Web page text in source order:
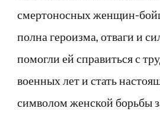
смертоносных женщин-
полна героизма, отваги и
помогли ей справиться с
военных лет и стать
символом женской борьбы